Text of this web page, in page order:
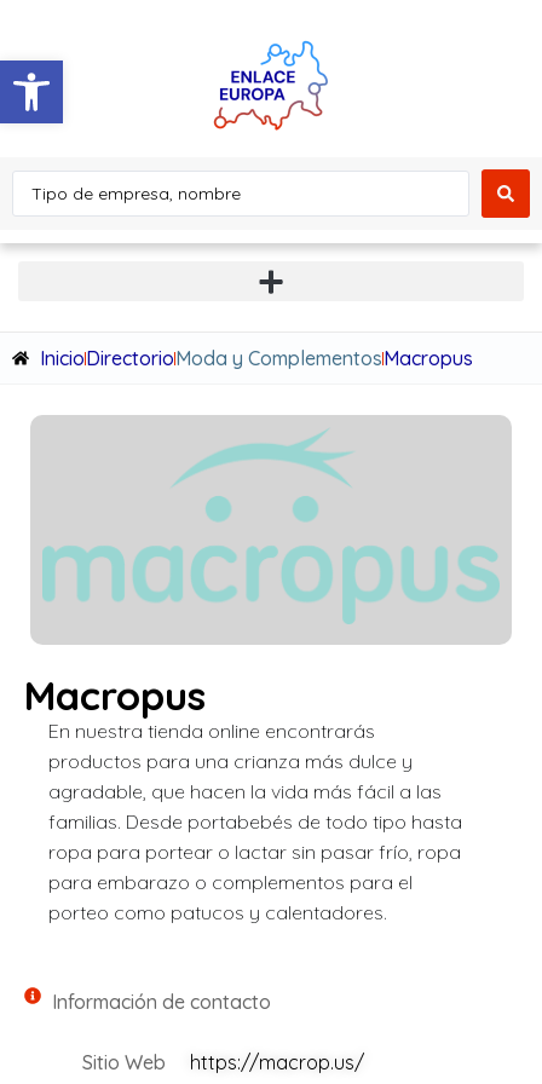
Abrir barra de herramientas
InicioDirectorioModa y ComplementosMacropus
Macropus
En nuestra tienda online encontrarás
productos para una crianza más dulce y
agradable, que hacen la vida más fácil a las
familias. Desde portabebés de todo tipo hasta
ropa para portear o lactar sin pasar frío, ropa
para embarazo o complementos para el
porteo como patucos y calentadores.
Información de contacto
Sitio Web https://macrop.us/